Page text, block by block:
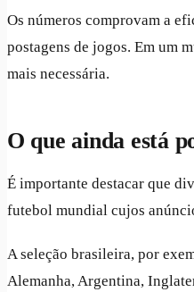
Os números comprovam a
postagens de jogos. Em um
mais necessária.
O que ainda está
É importante destacar que
futebol mundial cujos
A seleção brasileira, por
Alemanha, Argentina,